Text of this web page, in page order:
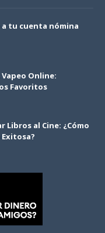
a tu cuenta nómina
Online:
Favoritos
Libros al Cine: ¿Cómo